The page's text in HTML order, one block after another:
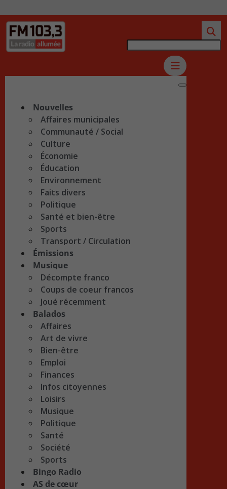
Nouvelles
Affaires municipales
Communauté / Social
Culture
Économie
Éducation
Environnement
Faits divers
Politique
Santé et bien-être
Sports
Transport / Circulation
Émissions
Musique
Décompte franco
Coups de coeur francos
Joué récemment
Balados
Affaires
Art de vivre
Bien-être
Emploi
Finances
Infos citoyennes
Loisirs
Musique
Politique
Santé
Société
Sports
Bingo Radio
AS de cœur